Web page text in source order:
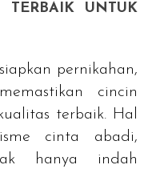
TERBAIK UNTUK
pernikahan,
cincin
terbaik. Hal
cinta abadi,
hanya indah